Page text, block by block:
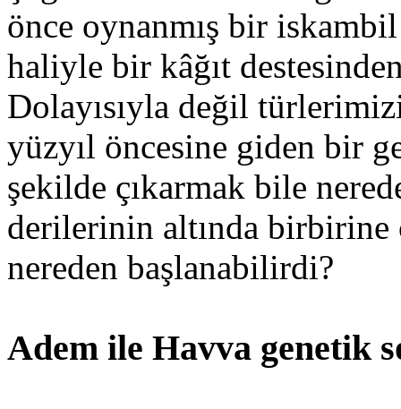
önce oynanmış bir
haliyle bir kâğıt
Dolayısıyla değil
yüzyıl öncesine giden bir
şekilde çıkarmak bile
derilerinin altında
nereden başlanabilirdi?
Adem ile Havva genetik